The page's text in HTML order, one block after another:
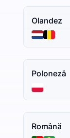
Olandez
Poloneză
Română